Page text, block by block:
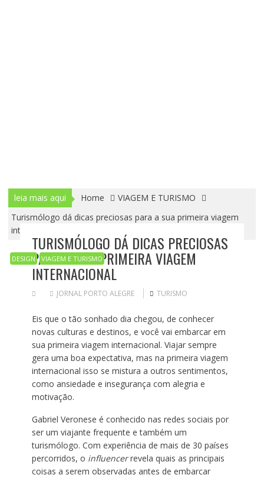
leia mais aqui Home
VIAGEM E TURISMO
Turismólogo dá dicas preciosas para a sua primeira viagem
internacional
DESIGN VIAGEM E TURISMO
TURISMÓLOGO DÁ DICAS PRECIOSAS
PARA A SUA PRIMEIRA VIAGEM
INTERNACIONAL
JORNAL PORTO ALEGRE TURISMO
Eis que o tão sonhado dia chegou, de conhecer
novas culturas e destinos, e você vai embarcar em
sua primeira viagem internacional. Viajar sempre
gera uma boa expectativa, mas na primeira viagem
internacional isso se mistura a outros sentimentos,
como ansiedade e insegurança com alegria e
motivação.
Gabriel Veronese é conhecido nas redes sociais por
ser um viajante frequente e também um
turismólogo. Com experiência de mais de 30 países
percorridos, o influencerrevela quais as principais
coisas a serem observadas antes de embarcar